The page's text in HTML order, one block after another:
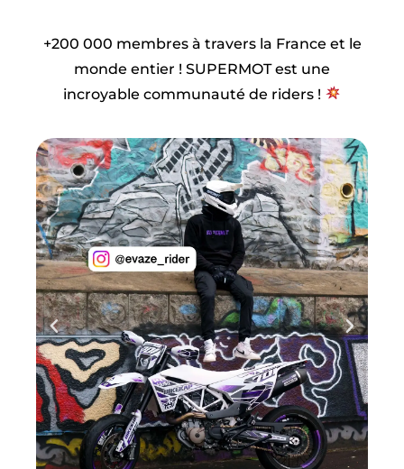
+200 000 membres à travers la France et le
monde entier ! SUPERMOT est une
incroyable communauté de riders !